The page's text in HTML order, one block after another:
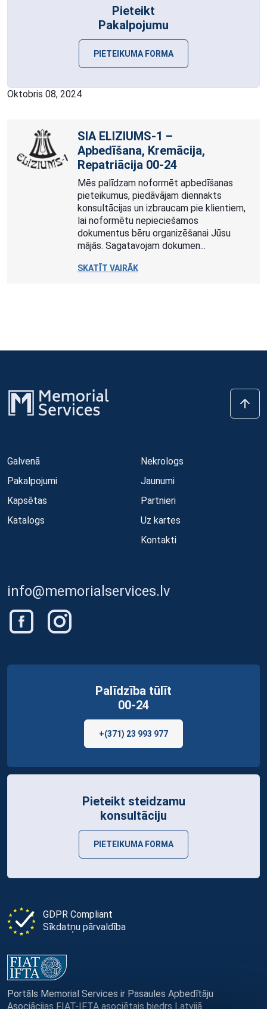
Pieteikt
Pakalpojumu
PIETEIKUMA FORMA
Oktobris 08, 2024
SIA ELIZIUMS-1 –
Apbedīšana, Kremācija,
Repatriācija 00-24
Mēs palīdzam noformēt apbedīšanas
pieteikumus, piedāvājam diennakts
konsultācijas un izbraucam pie klientiem,
lai noformētu nepieciešamos
dokumentus bēru organizēšanai Jūsu
mājās. Sagatavojam dokumen...
SKATĪT VAIRĀK
Galvenā
Pakalpojumi
Kapsētas
Katalogs
Nekrologs
Jaunumi
Partnieri
Uz kartes
Kontakti
info@memorialservices.lv
GDPR Compliant
Sīkdatņu pārvaldība
Portāls Memorial Services ir Pasaules Apbedītāju
Asociācijas FIAT-IFTA asociētais biedrs Latvijā
Palīdzība tūlīt
00-24
+(371) 23 993 977
Pieteikt steidzamu
konsultāciju
PIETEIKUMA FORMA